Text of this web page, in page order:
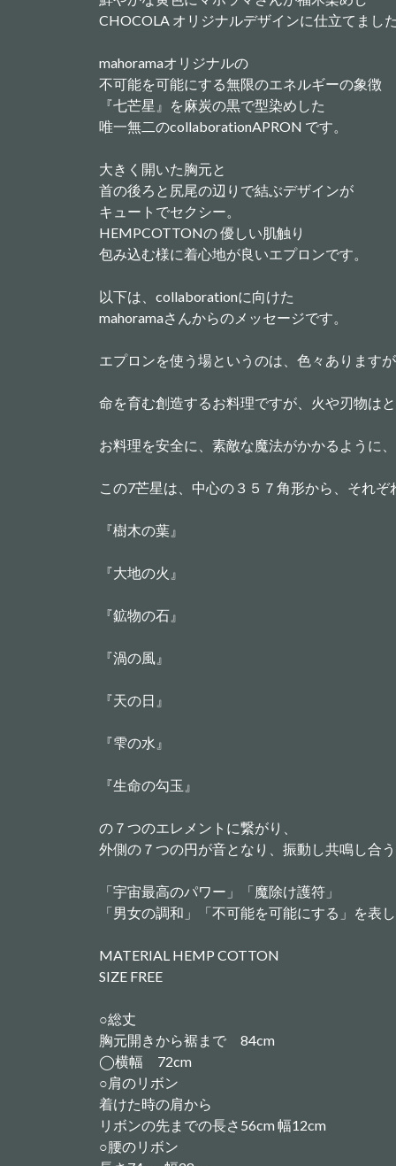
CHOCOLA オリジナルデザインに仕立てまし
mahoramaオリジナルの
不可能を可能にする無限のエネルギーの象徴
『七芒星』を麻炭の黒で型染めした
唯一無二のcollaborationAPRON です。
大きく開いた胸元と
首の後ろと尻尾の辺りで結ぶデザインが
キュートでセクシー。
HEMPCOTTONの 優しい肌触り
包み込む様に着心地が良いエプロンです。
以下は、collaborationに向けた
mahoramaさんからのメッセージです。
エプロンを使う場というのは、色々あります
命を育む創造するお料理ですが、火や刃物は
お料理を安全に、素敵な魔法がかかるように
この7芒星は、中心の３５７角形から、それぞ
『樹木の葉』
『大地の火』
『鉱物の石』
『渦の風』
『天の日』
『雫の水』
『生命の勾玉』
の７つのエレメントに繋がり、
外側の７つの円が音となり、振動し共鳴し合
「宇宙最高のパワー」「魔除け護符」
「男女の調和」「不可能を可能にする」を表
MATERIAL HEMP COTTON
SIZE FREE
○総丈
胸元開きから裾まで 84cm
◯横幅 72cm
○肩のリボン
着けた時の肩から
リボンの先までの長さ56cm 幅12cm
○腰のリボン